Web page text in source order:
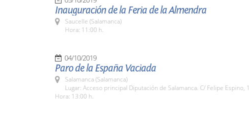
Inauguración de la Feria de la Almendra
Saucelle (Salamanca)
Hora: 11:00 h.
04/10/2019
Paro de la España Vaciada
Salamanca (Salamanca)
Lugar: Acceso principal Diputación de Salamanca. C/ Felipe Espino, 1
Hora: 13:00 h.